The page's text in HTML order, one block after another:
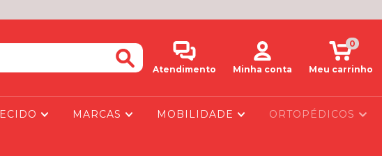
Atendimento Minha conta Meu carrinho
0
MARCAS MOBILIDADE ORTOPÉDICOS